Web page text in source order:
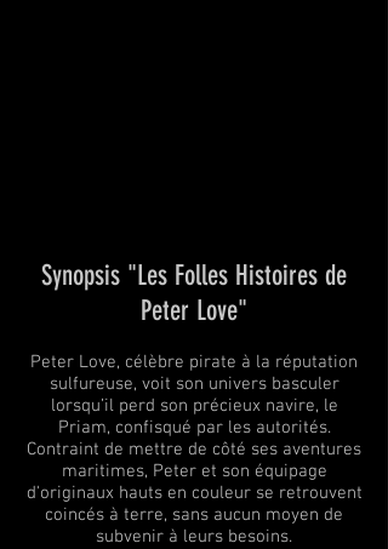
Synopsis "Les Folles Histoires de
Peter Love"
Peter Love, célèbre pirate à la réputation
sulfureuse, voit son univers basculer
lorsqu’il perd son précieux navire, le
Priam, confisqué par les autorités.
Contraint de mettre de côté ses aventures
maritimes, Peter et son équipage
d'originaux hauts en couleur se retrouvent
coincés à terre, sans aucun moyen de
subvenir à leurs besoins.